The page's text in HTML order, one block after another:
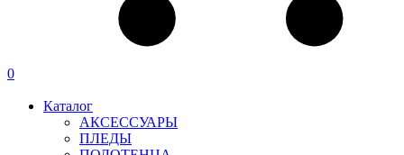
0
Каталог
АКСЕССУАРЫ
ПЛЕДЫ